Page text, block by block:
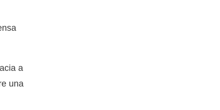
a
una